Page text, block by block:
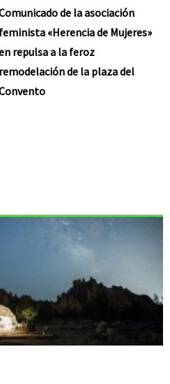
de la asociación
feminista «Herencia de Mujeres»
repulsa a la feroz
remodelación de la plaza del